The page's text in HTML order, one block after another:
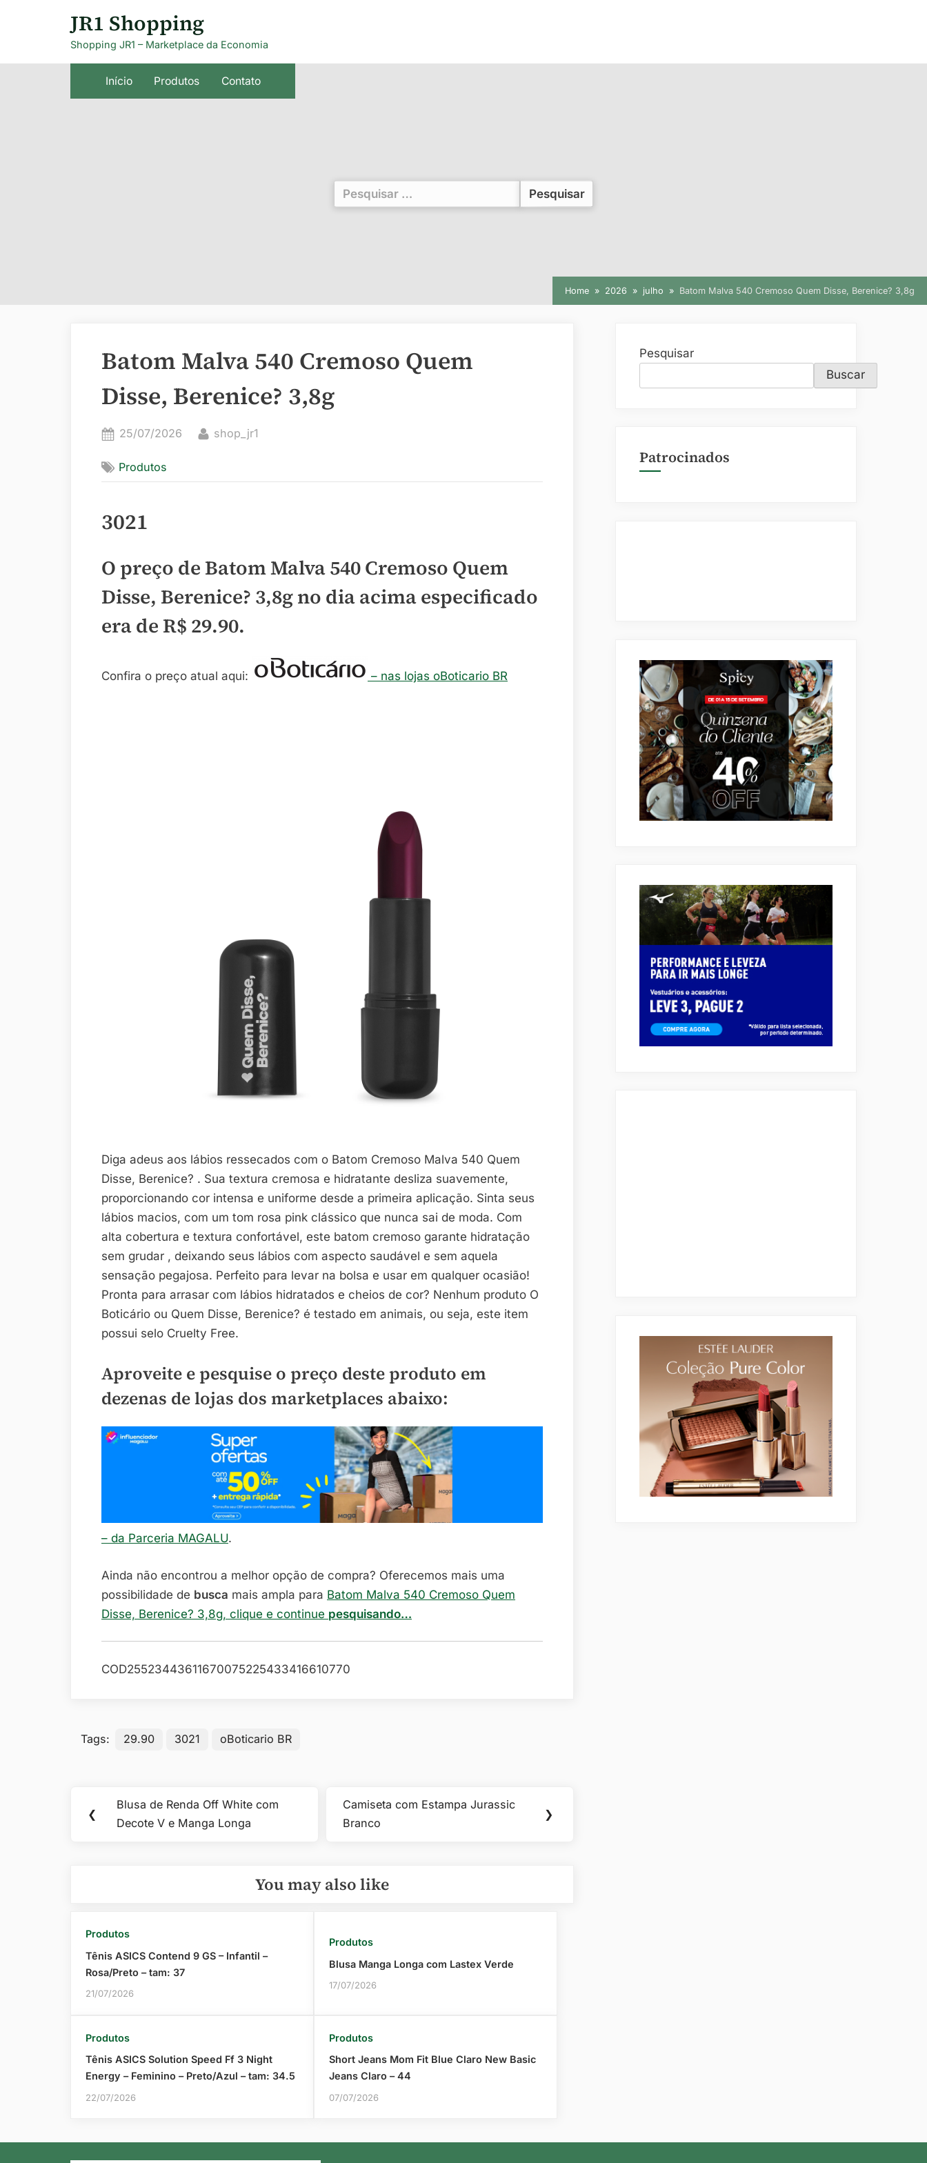
JR1 Shopping
Shopping JR1 – Marketplace da Economia
Início Produtos Contato
Pesquisar
por:
Home 2026 julho Batom Malva 540 Cremoso Quem Disse, Berenice? 3,8g
Batom Malva 540 Cremoso Quem
Disse, Berenice? 3,8g
Posted
25/07/2026 By
shop_jr1
Produtos
3021
O preço de Batom Malva 540 Cremoso Quem
Disse, Berenice? 3,8g no dia acima especificado
era de R$ 29.90.
Confira o preço atual aqui: – nas lojas oBoticario BR
Diga adeus aos lábios ressecados com o Batom Cremoso Malva 540 Quem
Disse, Berenice? . Sua textura cremosa e hidratante desliza suavemente,
proporcionando cor intensa e uniforme desde a primeira aplicação. Sinta seus
lábios macios, com um tom rosa pink clássico que nunca sai de moda. Com
alta cobertura e textura confortável, este batom cremoso garante hidratação
sem grudar , deixando seus lábios com aspecto saudável e sem aquela
sensação pegajosa. Perfeito para levar na bolsa e usar em qualquer ocasião!
Pronta para arrasar com lábios hidratados e cheios de cor? Nenhum produto O
Boticário ou Quem Disse, Berenice? é testado em animais, ou seja, este item
possui selo Cruelty Free.
Aproveite e pesquise o preço deste produto em
dezenas de lojas dos marketplaces abaixo:
– da Parceria MAGALU.
Ainda não encontrou a melhor opção de compra? Oferecemos mais uma
possibilidade de busca mais ampla para Batom Malva 540 Cremoso Quem
Disse, Berenice? 3,8g, clique e continue pesquisando…
COD25523443611670075225433416610770
Tags: 29.90 3021 oBoticario BR
Navegação
de
❮
Previous
Post:
Blusa de Renda Off White com
Decote V e Manga Longa
Next
Post:
Camiseta com Estampa Jurassic
Branco
❯
You may also like
Produtos
Tênis ASICS Contend 9 GS – Infantil –
Rosa/Preto – tam: 37
21/07/2026
Produtos
Blusa Manga Longa com Lastex Verde
17/07/2026
Produtos
Tênis ASICS Solution Speed Ff 3 Night
Energy – Feminino – Preto/Azul – tam: 34.5
22/07/2026
Produtos
Short Jeans Mom Fit Blue Claro New Basic
Jeans Claro – 44
07/07/2026
Pesquisar
Buscar
Patrocinados